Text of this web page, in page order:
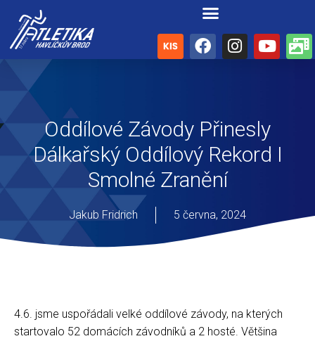
Oddílové Závody Přinesly
Dálkařský Oddílový Rekord I
Smolné Zranění
Jakub Fridrich 5 června, 2024
4.6. jsme uspořádali velké oddílové závody, na kterých
startovalo 52 domácích závodníků a 2 hosté. Většina